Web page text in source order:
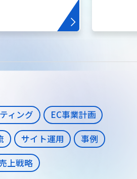
ィング
EC事業計画
サイト運用
事例
上戦略